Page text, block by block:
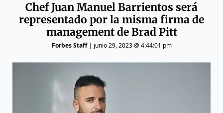
Chef Juan Manuel Barrientos será
representado por la misma firma de
management de Brad Pitt
Forbes Staff| junio 29, 2023 @ 4:44:01 pm